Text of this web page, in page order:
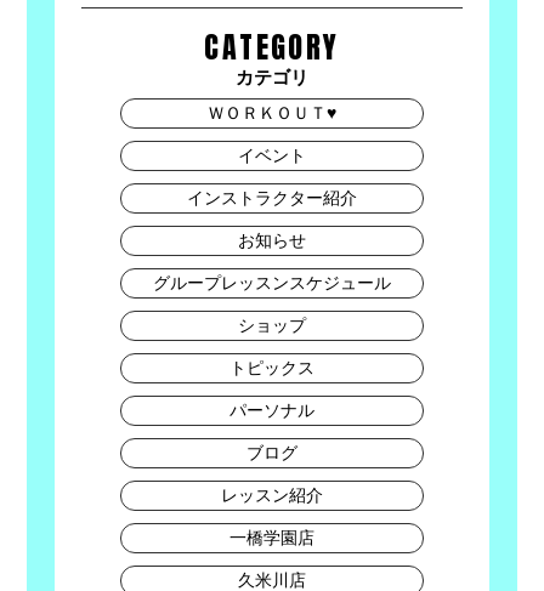
CATEGORY
カテゴリ
ＷＯＲＫＯＵＴ♥
イベント
インストラクター紹介
お知らせ
グループレッスンスケジュール
ショップ
トピックス
パーソナル
ブログ
レッスン紹介
一橋学園店
久米川店